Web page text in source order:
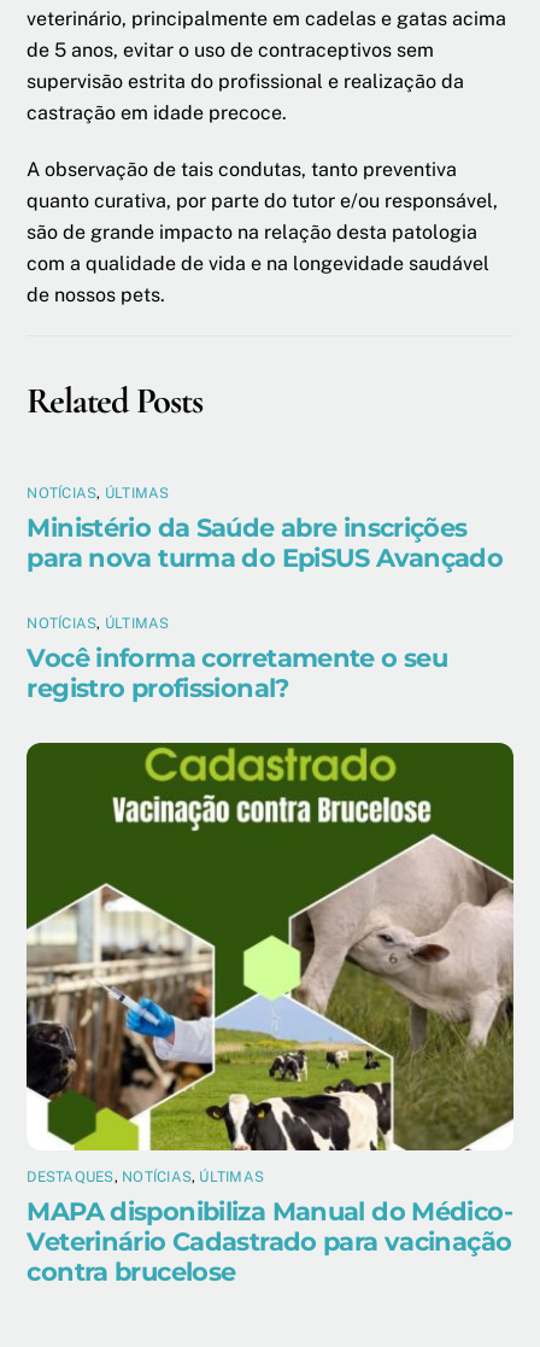
veterinário, principalmente em cadelas e gatas acima
de 5 anos, evitar o uso de contraceptivos sem
supervisão estrita do profissional e realização da
castração em idade precoce.
A observação de tais condutas, tanto preventiva
quanto curativa, por parte do tutor e/ou responsável,
são de grande impacto na relação desta patologia
com a qualidade de vida e na longevidade saudável
de nossos pets.
Related Posts
NOTÍCIAS, ÚLTIMAS
Ministério da Saúde abre inscrições
para nova turma do EpiSUS Avançado
NOTÍCIAS, ÚLTIMAS
Você informa corretamente o seu
registro profissional?
DESTAQUES, NOTÍCIAS, ÚLTIMAS
MAPA disponibiliza Manual do Médico-
Veterinário Cadastrado para vacinação
contra brucelose